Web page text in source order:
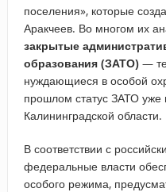
поселения», которые
Аракчеев. Во многом их
закрытые
образования (ЗАТО)—
нуждающиеся в особой
прошлом статус ЗАТО уже
Калининградской области.
В соответствии с
федеральные власти
особого режима,